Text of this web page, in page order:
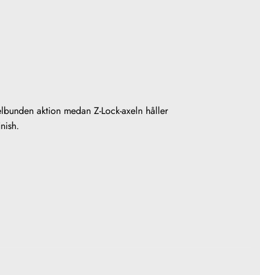
aktion medan Z-Lock-axeln håller